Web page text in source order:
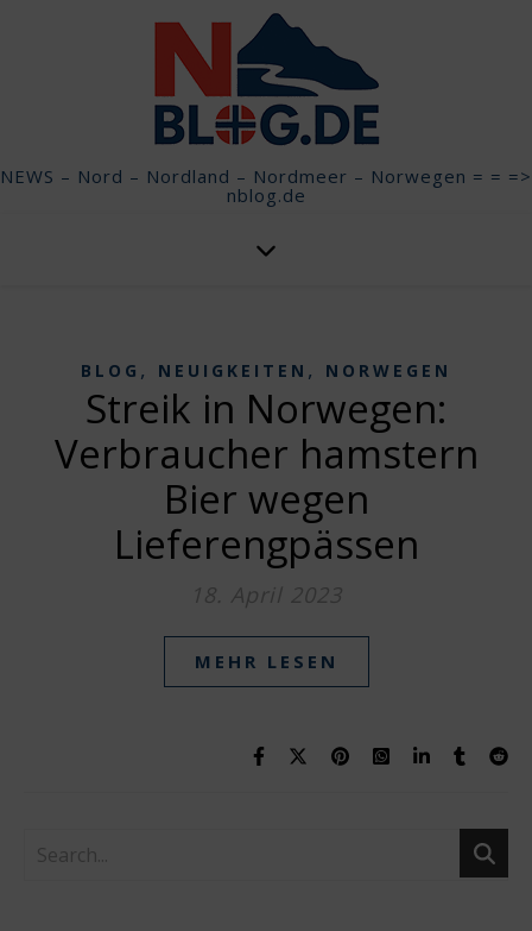
NEWS – Nord – Nordland – Nordmeer – Norwegen = = =>
nblog.de
BLOG , NEUIGKEITEN , NORWEGEN
Streik in Norwegen:
Verbraucher hamstern
Bier wegen
Lieferengpässen
18. April 2023
MEHR LESEN